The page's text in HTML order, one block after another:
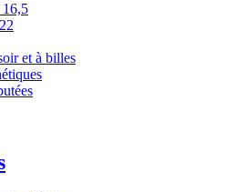
16,5
et à billes